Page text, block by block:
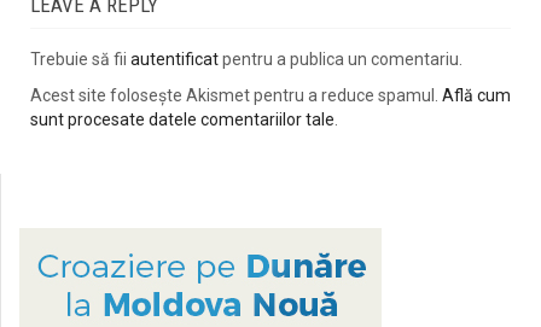
LEAVE A REPLY
Trebuie să fii autentificatpentru a publica un comentariu.
Acest site folosește Akismet pentru a reduce spamul. Află cum
sunt procesate datele comentariilor tale